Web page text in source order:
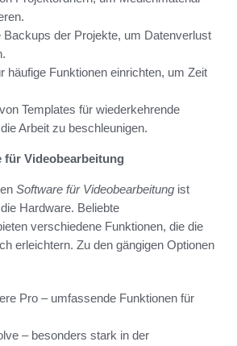
Backups der Projekte, um Datenverlust
häufige Funktionen einrichten, um Zeit
Templates für wiederkehrende
Arbeit zu beschleunigen.
für Videobearbeitung
Software für Videobearbeitung ist
Hardware. Beliebte
verschiedene Funktionen, die die
erleichtern. Zu den gängigen Optionen
Pro – umfassende Funktionen für
– besonders stark in der